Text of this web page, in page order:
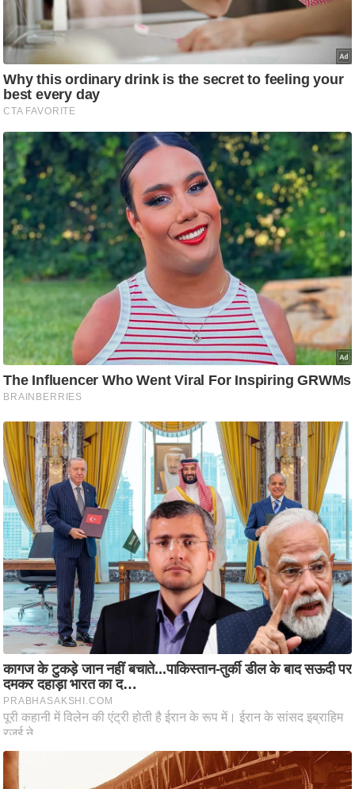
g
N
e
w
s
ला
इ
फ
स्टा
इ
ल
टे
क्नॉ
लॉ
जी
ब्यू
टी
/
फै
न
घ
रे
लू
नु
स्खे
प
र्य
ट
न
स्थ
ल
फि
ट
ने
स
मं